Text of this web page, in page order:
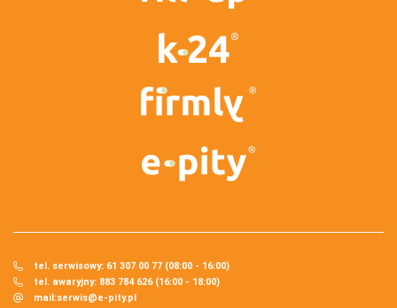
tel. serwisowy: 61 307 00 77 (08:00 - 16:00)
tel. awaryjny: 883 784 626 (16:00 - 18:00)
mail:serwis@e-pity.pl